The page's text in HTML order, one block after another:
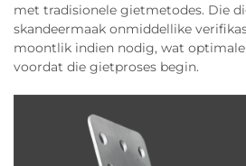
met tradisionele gietmetodes. Die
skandeermaak onmiddellike
moontlik indien nodig, wat optimale
voordat die gietproses begin.